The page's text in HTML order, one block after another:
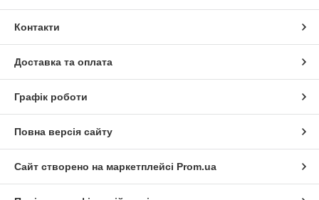
Контакти
Доставка та оплата
Графік роботи
Повна версія сайту
Сайт створено на маркетплейсі Prom.ua